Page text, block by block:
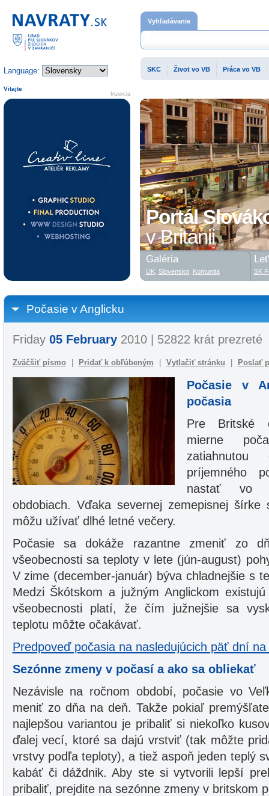
Portál
v Británii
Počasie v Anglicku
Friday 05 February2010 | 52822 krát prezreté
Zväčšiť písmo Pridať k obľúbeným Vytlačiť stránku Poslať
Počasie v
počasia
Pre Britské
mierne
zatiahnutou
príjemného
nastať vo
obdobiach. Vďaka severnej zemepisnej šírke
môžu užívať dlhé letné večery.
Počasie sa dokáže razantne zmeniť zo
všeobecnosti sa teploty v lete (jún-august)
V zime (december-január) býva chladnejšie s
Medzi Škótskom a južným Anglickom
všeobecnosti platí, že čím južnejšie sa
teplotu môžte očakávať.
Predpoveď počasia na nasledujúcich päť dní
Sezónne zmeny v počasí a ako sa obliekať
Nezávisle na ročnom období, počasie vo
meniť zo dňa na deň. Takže pokiaľ
najlepšou variantou je pribaliť si niekoľko
ďalej vecí, ktoré sa dajú vrstviť (tak môžte
vrstvy podľa teploty), a tiež aspoň jeden teplý
kabáť či dáždnik. Aby ste si vytvorili lepší
pribaliť, prejdite na sezónne zmeny v britskom
Domovská stránka
Language:
Vyhľadávanie
SKC Život vo VB Práca vo VB
Inzercia
Vitajte
Galéria
UK, Slovensko, Komunita SK